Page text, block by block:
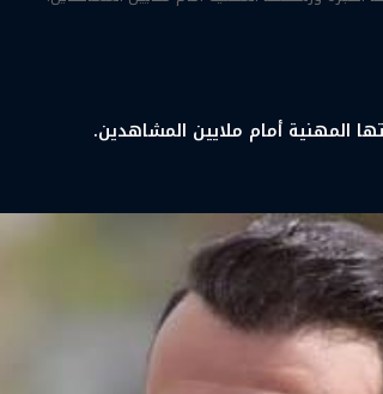
المهنية أمام ملايين المشاهدين.